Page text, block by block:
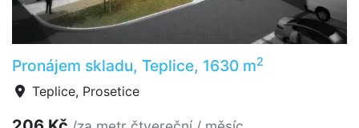
Pronájem skladu, Teplice, 1630 m2
Teplice, Prosetice